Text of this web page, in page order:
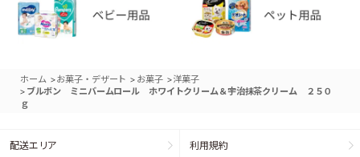
ホーム >お菓子・デザート > お菓子 >洋菓子
> ブルボン ミニバームロール ホワイトクリーム＆宇治抹茶クリーム ２５０
ｇ
配送エリア 利用規約